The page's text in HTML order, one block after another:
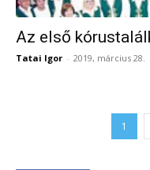
Az első
Tatai Igor - 2019, március 28.
1